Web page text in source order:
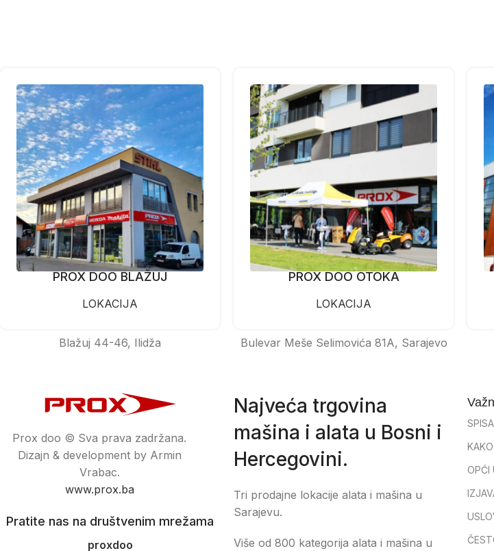
PROX DOO BLAŽUJ
LOKACIJA
Blažuj 44-46, Ilidža
PROX DOO OTOKA
LOKACIJA
Bulevar Meše Selimovića 81A, Sarajevo
Prox doo © Sva prava zadržana.
Dizajn & development by Armin
Vrabac.
www.prox.ba
Pratite nas na društvenim mrežama
proxdoo
Najveća trgovina
mašina i alata u Bosni i
Hercegovini.
Tri prodajne lokacije alata i mašina u
Sarajevu.
Više od 800 kategorija alata i mašina u
OPĆI